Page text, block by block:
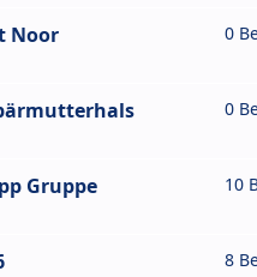
Noor 0
0
Gruppe 10
8